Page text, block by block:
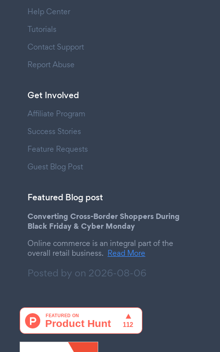
Help Center
Tutorials
Contact Support
Report Abuse
Get Involved
Affiliate Program
Success Stories
Feature Requests
Guest Blog Post
Featured Blog post
Converting Cross-Border Shoppers During
Black Friday & Cyber Monday
Online commerce is an integral part of the
overall retail business. Read More
Posted by on 2026-08-06